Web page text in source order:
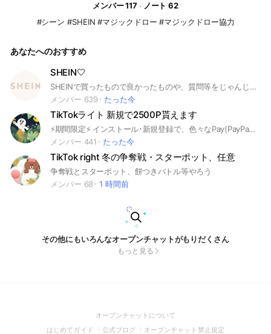
メンバー 117
ノート 62
#シーン #SHEIN #マジックドロー #マジックドロー協力
あなたへのおすすめ
SHEIN🤍
SHEINで買ったもので良かったものや、質問等をじゃんじゃん送るグループ！！ 海外通販で不安なお悩みも解消！！ 男女問わず気軽に入ってください❕ ⚠️入ったら大事なノートを必ず見てください ゲームや勧誘に関連したリンクは送らないでください。 見つけ次第強制退会、または通報させていただきます。 (重くなってしまうので抜けます報告はしなくて大丈夫です) #SHEIN
メンバー 639
たった今
TikTokライト 新規で2500P貰えます
⚡️期間限定⚡️ インストール･新規登録で、色々なPay(PayPay等)に換えられるポイントが招待する側される側共に貰えるので未DLの方は協力お願いします🙇‍♀️ 招待リンクを貼りますので、こちらからアプリをダウンロード･アカウントを作成していただけると助かります。 ※初回ログイン完了報酬のみ受け取って止められても大丈夫ですが、余裕が ある方はタスクも完了していただけるとありがたいです。 #TikTok #TikTok_Lite #TikTokライト #ポイ活 #招待 #誰でも #無言OK
メンバー 441
たった今
TikTok right 冬の争奪戦・スターポット、任意
争奪戦とスターポット、餅つきバトル等やろう
メンバー 68
1 時間前
その他にもいろんなオープンチャットがもりだくさん
もっと見る
オープンチャットについて
in
はじめてガイド (Open
公式ブログ (Open
オープンチャット禁止規定(Open